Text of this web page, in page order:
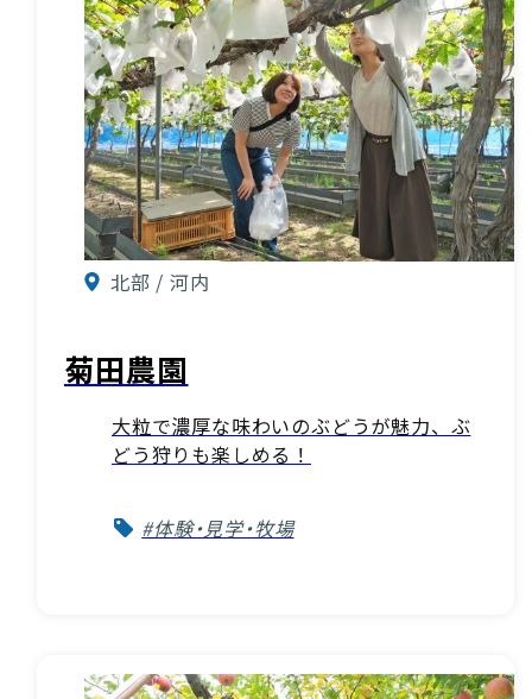
北部 / 河内
菊田農園
大粒で濃厚な味わいのぶどうが魅力、ぶ
どう狩りも楽しめる！
#体験・見学・牧場